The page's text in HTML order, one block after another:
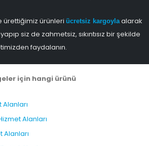
ürettiğimiz ürünleri ücretsiz kargoylaalarak
siz de zahmetsiz, sıkıntısız bir şekilde
faydalanın.
için hangi ürünü
Alanları
Alanları